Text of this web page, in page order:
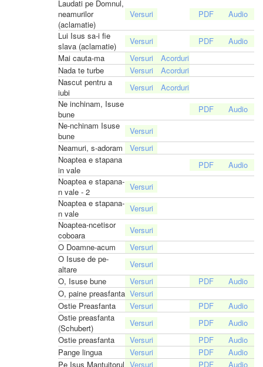
Laudati pe Domnul,
neamurilor
(aclamatie)
Lui Isus sa-i fie
slava (aclamatie)
Mai cauta-ma
Nada te turbe
Nascut pentru a
iubi
Ne inchinam, Isuse
bune
Ne-nchinam Isuse
bune
Neamuri, s-adoram
Noaptea e stapana
in vale
Noaptea e stapana-
n vale - 2
Noaptea e stapana-
n vale
Noaptea-ncetisor
coboara
O Doamne-acum
O Isuse de pe-
altare
O, Isuse bune
O, paine preasfanta
Ostie Preasfanta
Ostie preasfanta
(Schubert)
Ostie preasfanta
Pange lingua
Pe Isus Mantuitorul